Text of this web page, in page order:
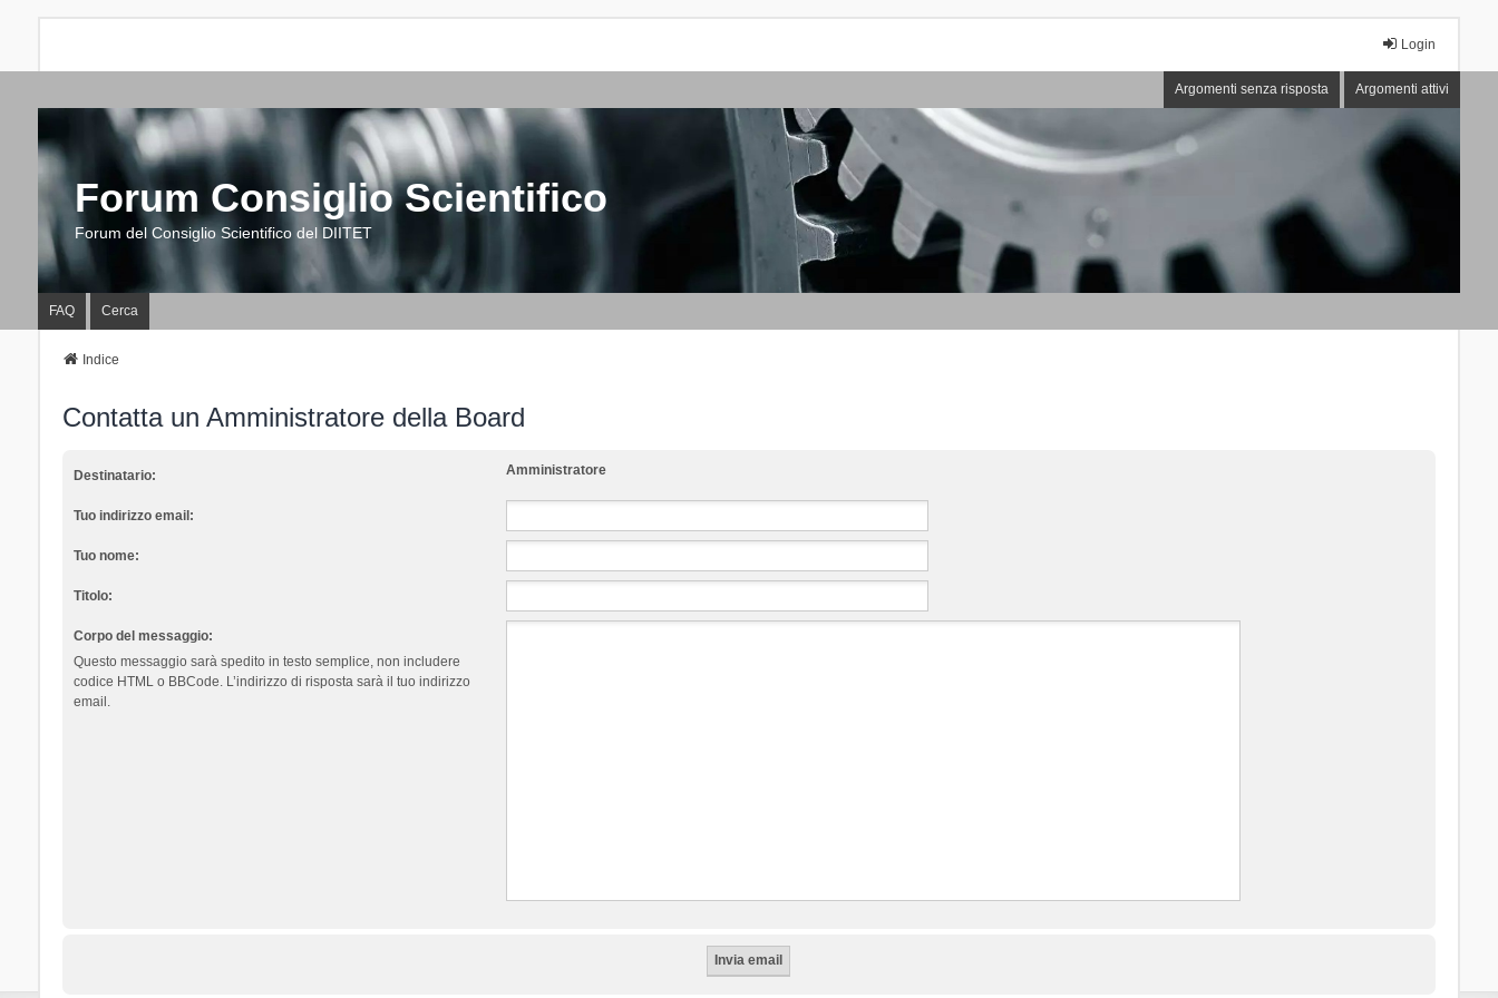
Login
Argomenti senza risposta Argomenti attivi
Forum Consiglio Scientifico
Forum del Consiglio Scientifico del DIITET
FAQ Cerca
Indice
Contatta un Amministratore della Board
Destinatario: Amministratore
Tuo indirizzo email:
Tuo nome:
Titolo:
Corpo del messaggio:
Questo messaggio sarà spedito in testo semplice, non includere
codice HTML o BBCode. L’indirizzo di risposta sarà il tuo indirizzo
email.